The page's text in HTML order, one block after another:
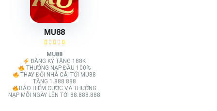
MU88
MU88
ĐĂNG KÝ TẶNG 188K
THƯỞNG NẠP ĐẦU 100%
THAY ĐỔI NHÀ CÁI TỚI MU88
TẶNG 1.888.888
BẢO HIỂM CƯỢC VÀ THƯỞNG
NẠP MỖI NGÀY LÊN TỚI 88.888.888